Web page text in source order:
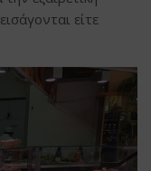
είτε